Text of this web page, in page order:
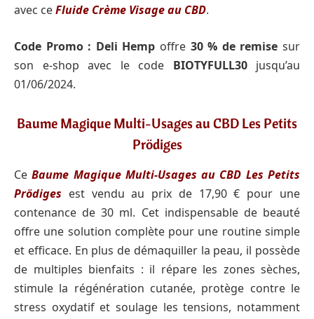
avec ceFluide Crème Visage au CBD.
Code Promo : Deli Hemp offre 30 % de remisesur
son e-shop avec le code BIOTYFULL30jusqu’au
01/06/2024.
Baume Magique Multi-Usages au CBD Les Petits
Prödiges
CeBaume Magique Multi-Usages au CBD Les Petits
Prödiges est vendu au prix de 17,90 € pour une
contenance de 30 ml. Cet indispensable de beauté
offre une solution complète pour une routine simple
et efficace. En plus de démaquiller la peau, il possède
de multiples bienfaits : il répare les zones sèches,
stimule la régénération cutanée, protège contre le
stress oxydatif et soulage les tensions, notamment